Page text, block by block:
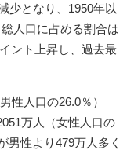
少となり、1950年以
人口に占める割合は
ント上昇し、過去最
性人口の26.0％）
万人（女性人口の
男性より479万人多く